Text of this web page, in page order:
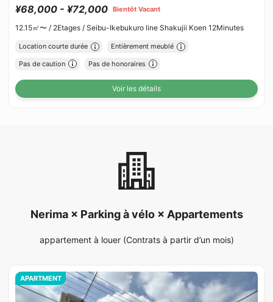
¥68,000 - ¥72,000 Bientôt Vacant
12.15㎡〜 / 2Etages / Seibu-Ikebukuro line Shakujii Koen 12Minutes
Location courte durée Entièrement meublé
Pas de caution Pas de honoraires
Voir les détails
Nerima × Parking à vélo × Appartements
appartement à louer (Contrats à partir d’un mois)
APARTMENT